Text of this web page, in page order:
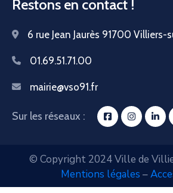
Restons en contact !
6 rue Jean Jaurès 91700 Villiers-
01.69.51.71.00
mairie@vso91.fr
Sur les réseaux :
© Copyright 2024 Ville de
Mentions légales –